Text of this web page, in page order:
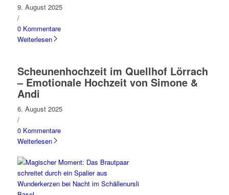
9. August 2025
/
0 Kommentare
Weiterlesen
Scheunenhochzeit im Quellhof Lörrach
– Emotionale Hochzeit von Simone &
Andi
6. August 2025
/
0 Kommentare
Weiterlesen